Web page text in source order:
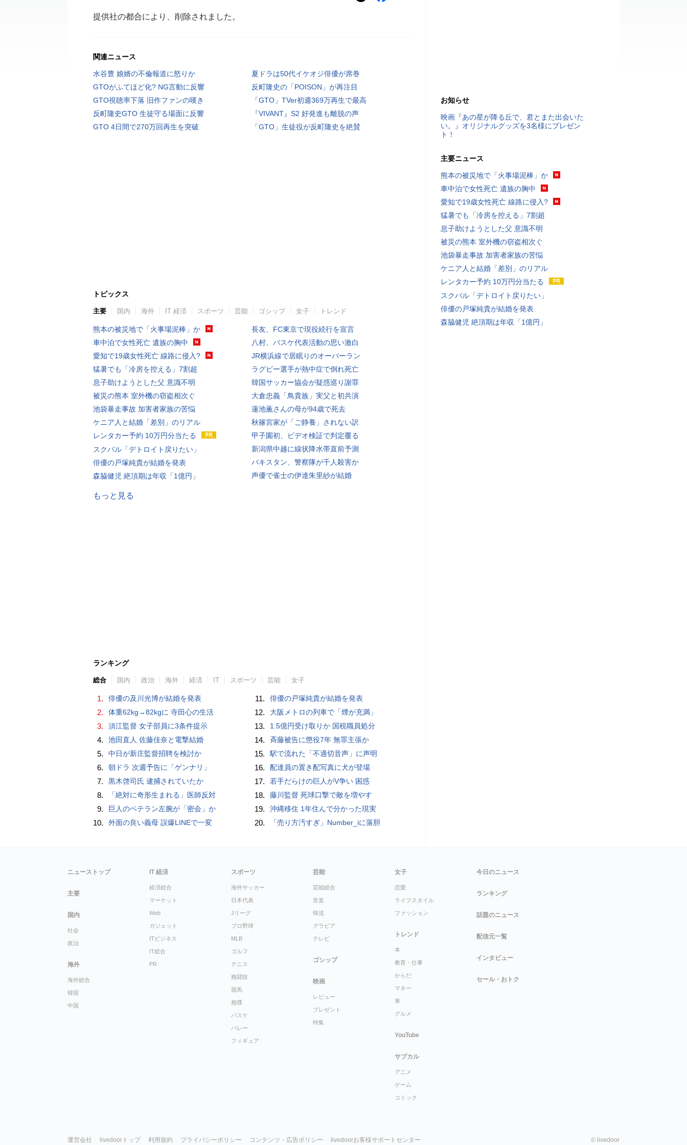
提供社の都合により、削除されました。
関連ニュース
水谷豊 娘婿の不倫報道に怒りか
夏ドラは50代イケオジ俳優が席巻
GTOがふてほど化? NG言動に反響
反町隆史の「POISON」が再注目
GTO視聴率下落 旧作ファンの嘆き
「GTO」TVer初週369万再生で最高
反町隆史GTO 生徒守る場面に反響
『VIVANT』S2 好発進も離脱の声
GTO 4日間で270万回再生を突破
「GTO」生徒役が反町隆史を絶賛
トピックス
主要 国内 海外 IT 経済 スポーツ 芸能 ゴシップ 女子 トレンド
熊本の被災地で「火事場泥棒」か
車中泊で女性死亡 遺族の胸中
愛知で19歳女性死亡 線路に侵入?
猛暑でも「冷房を控える」7割超
息子助けようとした父 意識不明
被災の熊本 室外機の窃盗相次ぐ
池袋暴走事故 加害者家族の苦悩
ケニア人と結婚「差別」のリアル
レンタカー予約 10万円分当たる
スクバル「デトロイト戻りたい」
俳優の戸塚純貴が結婚を発表
森脇健児 絶頂期は年収「1億円」
長友、FC東京で現役続行を宣言
八村、バスケ代表活動の思い激白
JR横浜線で居眠りのオーバーラン
ラグビー選手が熱中症で倒れ死亡
韓国サッカー協会が疑惑巡り謝罪
大倉忠義「鳥貴族」実父と初共演
蓮池薫さんの母が94歳で死去
秋篠宮家が「ご静養」されない訳
甲子園初、ビデオ検証で判定覆る
新潟県中越に線状降水帯直前予測
パキスタン、警察隊が千人殺害か
声優で雀士の伊達朱里紗が結婚
もっと見る
ランキング
総合 国内 政治 海外 経済 IT スポーツ 芸能 女子
1. 俳優の及川光博が結婚を発表
2. 体重62kg→82kgに 寺田心の生活
3. 須江監督 女子部員に3条件提示
4. 池田直人 佐藤佳奈と電撃結婚
5. 中日が新庄監督招聘を検討か
6. 朝ドラ 次週予告に「ゲンナリ」
7. 黒木啓司氏 逮捕されていたか
8. 「絶対に奇形生まれる」医師反対
9. 巨人のベテラン左腕が「密会」か
10. 外面の良い義母 誤爆LINEで一変
11. 俳優の戸塚純貴が結婚を発表
12. 大阪メトロの列車で「煙が充満」
13. 1.5億円受け取りか 国税職員処分
14. 斉藤被告に懲役7年 無罪主張か
15. 駅で流れた「不適切音声」に声明
16. 配達員の置き配写真に犬が登場
17. 若手だらけの巨人がV争い 困惑
18. 藤川監督 死球口撃で敵を増やす
19. 沖縄移住 1年住んで分かった現実
20. 「売り方汚すぎ」Number_iに落胆
お知らせ
映画『あの星が降る丘で、君とまた出会いた
い。』オリジナルグッズを3名様にプレゼン
ト！
主要ニュース
熊本の被災地で「火事場泥棒」か
車中泊で女性死亡 遺族の胸中
愛知で19歳女性死亡 線路に侵入?
猛暑でも「冷房を控える」7割超
息子助けようとした父 意識不明
被災の熊本 室外機の窃盗相次ぐ
池袋暴走事故 加害者家族の苦悩
ケニア人と結婚「差別」のリアル
レンタカー予約 10万円分当たる
スクバル「デトロイト戻りたい」
俳優の戸塚純貴が結婚を発表
森脇健児 絶頂期は年収「1億円」
ニューストップ
主要
国内
社会
政治
海外
海外総合
韓国
中国
IT 経済
経済総合
マーケット
Web
ガジェット
ITビジネス
IT総合
PR
スポーツ
海外サッカー
日本代表
Jリーグ
プロ野球
MLB
ゴルフ
テニス
格闘技
競馬
相撲
バスケ
バレー
フィギュア
芸能
芸能総合
音楽
韓流
グラビア
テレビ
ゴシップ
映画
レビュー
プレゼント
特集
女子
恋愛
ライフスタイル
ファッション
トレンド
本
教育・仕事
からだ
マネー
車
グルメ
YouTube
サブカル
アニメ
ゲーム
コミック
今日のニュース
ランキング
話題のニュース
配信元一覧
インタビュー
セール・おトク
運営会社 livedoorトップ 利用規約 プライバシーポリシー コンテンツ・広告ポリシー livedoorお客様サポートセンター © livedoor